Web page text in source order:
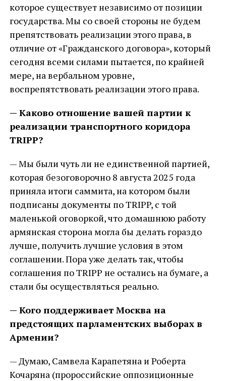
которое существует независимо от позиции
государства. Мы со своей стороны не будем
препятствовать реализации этого права, в
отличие от «Гражданского договора», который
сегодня всеми силами пытается, по крайней
мере, на вербальном уровне,
воспрепятствовать реализации этого права.
— Каково отношение вашей партии к
реализации транспортного коридора
TRIPP?
— Мы были чуть ли не единственной партией,
которая безоговорочно 8 августа 2025 года
приняла итоги саммита, на котором были
подписаны документы по TRIPP, с той
маленькой оговоркой, что домашнюю работу
армянская сторона могла бы делать гораздо
лучше, получить лучшие условия в этом
соглашении. Пора уже делать так, чтобы
соглашения по TRIPP не остались на бумаге, а
стали бы осуществляться реально.
— Кого поддерживает Москва на
предстоящих парламентских выборах в
Армении?
— Думаю, Самвела Карапетяна и Роберта
Кочаряна (пророссийские оппозиционные